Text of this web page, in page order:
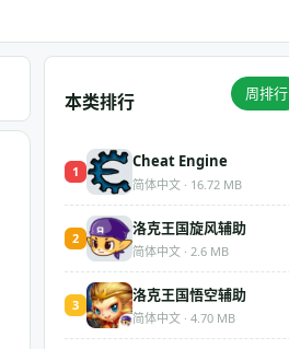
本类排行 周排行
1
Cheat Engine
简体中文 · 16.72 MB
2
洛克王国旋风辅助
简体中文 · 2.6 MB
3
洛克王国悟空辅助
简体中文 · 4.70 MB